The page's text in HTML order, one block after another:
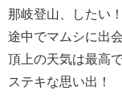
那岐登山、したい
途中でマムシに出
頂上の天気は最高で
ステキな思い出！